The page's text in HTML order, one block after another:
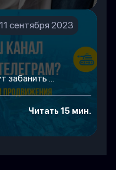
11 сентября 2023
забанить ...
Читать 15 мин.